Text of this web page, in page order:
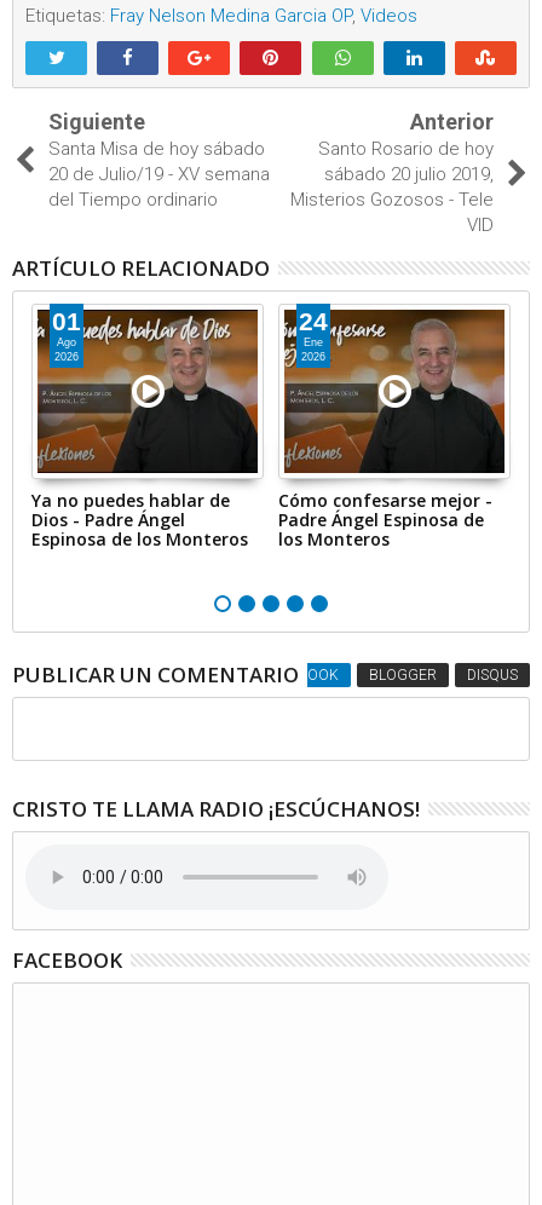
Etiquetas: Fray Nelson Medina Garcia OP, Videos
Siguiente
Santa Misa de hoy sábado
20 de Julio/19 - XV semana
del Tiempo ordinario
Anterior
Santo Rosario de hoy
sábado 20 julio 2019,
Misterios Gozosos - Tele
VID
ARTÍCULO RELACIONADO
01
Ago
2026
Ya no puedes hablar de
Dios - Padre Ángel
Espinosa de los Monteros
24
Ene
2026
Cómo confesarse mejor -
Padre Ángel Espinosa de
los Monteros
PUBLICAR UN COMENTARIOFACEBOOK BLOGGER DISQUS
CRISTO TE LLAMA RADIO ¡ESCÚCHANOS!
FACEBOOK